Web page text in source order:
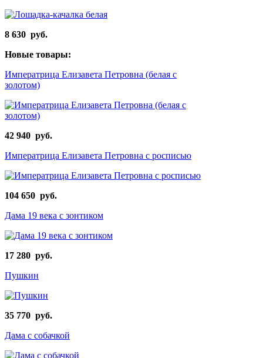
8 630 руб.
Новые товары:
Императрица Елизавета Петровна (белая с
золотом)
42 940 руб.
Императрица Елизавета Петровна с росписью
104 650 руб.
Дама 19 века с зонтиком
17 280 руб.
Пушкин
35 770 руб.
Дама с собачкой